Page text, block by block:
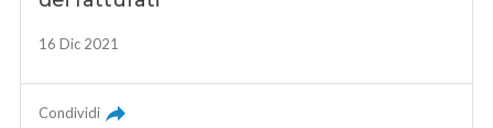
16 Dic 2021
Condividi